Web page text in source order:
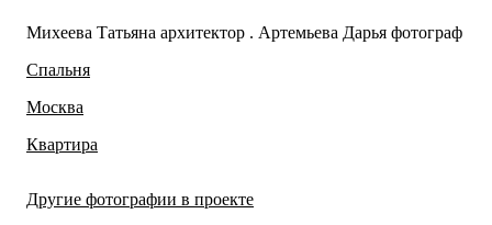
Михеева Татьяна архитектор . Артемьева Дарья фотограф
Спальня
Москва
Квартира
Другие фотографии в проекте